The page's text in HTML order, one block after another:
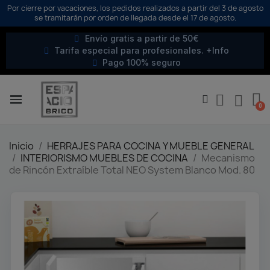
Por cierre por vacaciones, los pedidos realizados a partir del 3 de agosto
se tramitarán por orden de llegada desde el 17 de agosto.
Envío gratis a partir de 50€
Tarifa especial para profesionales. +Info
Pago 100% seguro
Inicio
HERRAJES PARA COCINA Y MUEBLE GENERAL
INTERIORISMO MUEBLES DE COCINA
Mecanismo
de Rincón Extraíble Total NEO System Blanco Mod. 80